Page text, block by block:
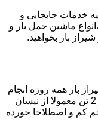
خدمات جابجایی و
ماشین حمل بار و
بار بخواهید.
بار همه روزه انجام
می شود.برای حمل و جابجایی بار با تناژ زیر 2 تن معمولا از نیسان
کم و اصطلاحا خورده